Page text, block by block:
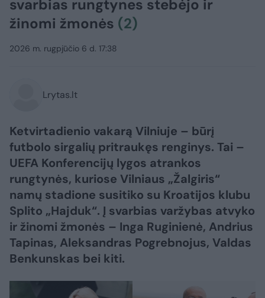
svarbias rungtynes stebėjo ir
žinomi žmonės (2)
2026 m. rugpjūčio 6 d. 17:38
Lrytas.lt
Ketvirtadienio vakarą Vilniuje – būrį
futbolo sirgalių pritraukęs renginys. Tai –
UEFA Konferencijų lygos atrankos
rungtynės, kuriose Vilniaus „Žalgiris“
namų stadione susitiko su Kroatijos klubu
Splito „Hajduk“. Į svarbias varžybas atvyko
ir žinomi žmonės – Inga Ruginienė, Andrius
Tapinas, Aleksandras Pogrebnojus, Valdas
Benkunskas bei kiti.